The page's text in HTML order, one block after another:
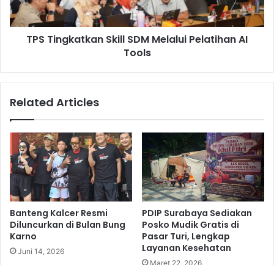
n
a
n
n
w
a
r
s
2
0
2
3
k
a
k
S
D
M
M
l
a
u
TPS Tingkatkan Skill SDM Melalui Pelatihan AI
Tools
Related Articles
Banteng Kalcer Resmi
Diluncurkan di Bulan Bung
Karno
Juni 14, 2026
PDIP Surabaya Sediakan
Posko Mudik Gratis di
Pasar Turi, Lengkap
Layanan Kesehatan
Maret 22, 2026